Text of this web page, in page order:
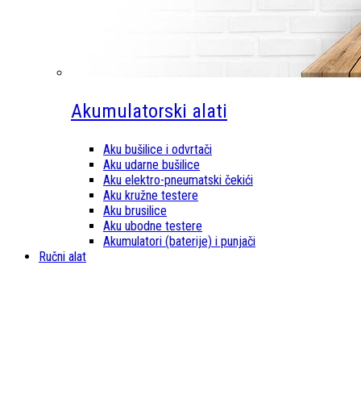
Akumulatorski alati
Aku bušilice i odvrtači
Aku udarne bušilice
Aku elektro-pneumatski čekići
Aku kružne testere
Aku brusilice
Aku ubodne testere
Akumulatori (baterije) i punjači
Ručni alat